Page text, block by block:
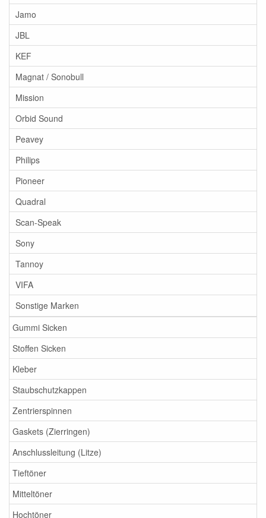
Jamo
JBL
KEF
Magnat / Sonobull
Mission
Orbid Sound
Peavey
Philips
Pioneer
Quadral
Scan-Speak
Sony
Tannoy
VIFA
Sonstige Marken
Gummi Sicken
Stoffen Sicken
Kleber
Staubschutzkappen
Zentrierspinnen
Gaskets (Zierringen)
Anschlussleitung (Litze)
Tieftöner
Mitteltöner
Hochtöner